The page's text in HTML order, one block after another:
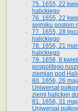
75. 1655, 22
halickiego
76. 1655, 22
sejmiku posłom
77. 1655, 28
halickiego
78. 1656, 21
halickiego
79. 1656, 8
pospolitego
ziemian pod
80. 1656, 26
Uniwersał
ziemi halickiej
81. 1656, 31
Uniwersał